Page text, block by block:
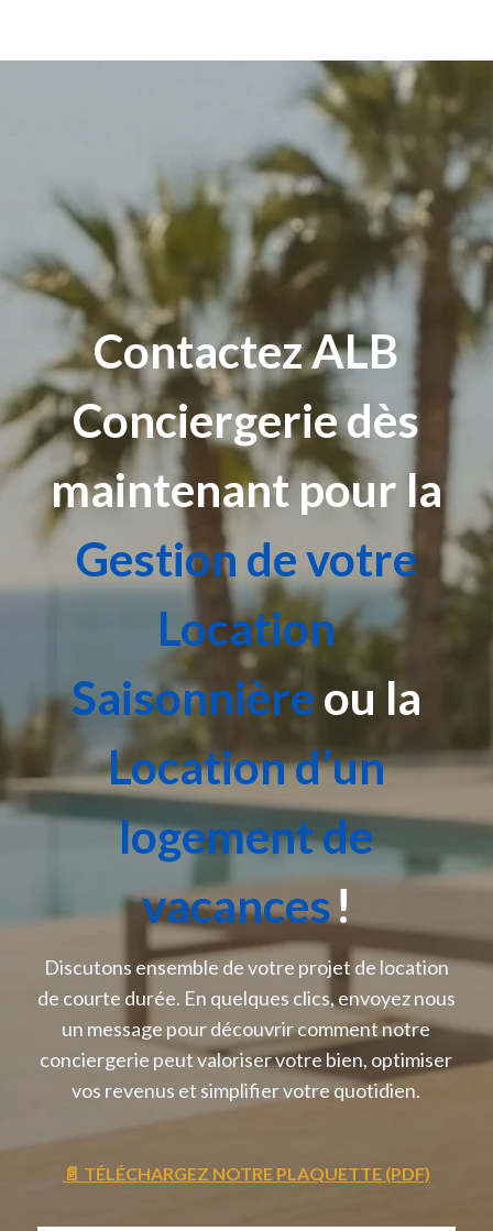
ContactezALB
Conciergerie dès
maintenant pour la
Gestion de votre
Location
Saisonnière ou la
Location d’un
logement de
vacances!
Discutons ensemble de votre projet de location
de courte durée. En quelques clics, envoyez nous
un message pour découvrir comment notre
conciergerie peut valoriser votre bien, optimiser
vos revenus et simplifier votre quotidien.
📄 TÉLÉCHARGEZ NOTRE PLAQUETTE (PDF)